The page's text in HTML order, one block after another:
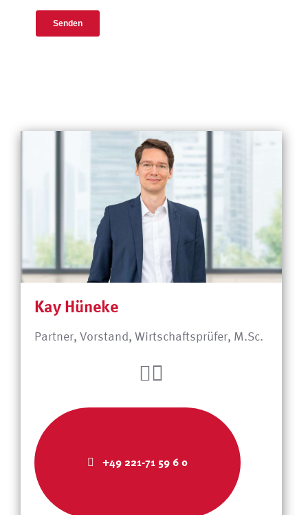
Kay Hüneke
Partner, Vorstand, Wirtschaftsprüfer, M.Sc.
+49 221-71 59 6 0